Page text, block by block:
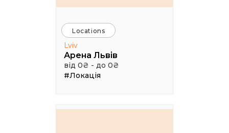
Locations
Lviv
Арена Львів
від 0₴ - до 0₴
#Локація